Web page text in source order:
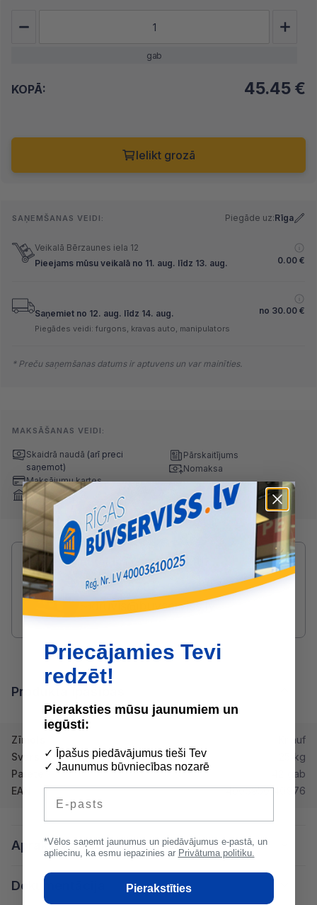
gab
KOPĀ: 45.45 €
Ielikt grozā
SAŅEMŠANAS VEIDI: Piegāde uz:Rīga
Veikalā Bērzaunes iela 12
Pieejams mūsu veikalā no 11. aug. līdz 13. aug.
0.00 €
Saņemiet no 12. aug. līdz 14. aug. no 30.00 €
Piegādes veidi: furgons, kravas auto, manipulators
* Preču saņemšanas datums ir aptuvens un var mainīties.
MAKSĀŠANAS VEIDI:
Skaidrā naudā (arī preci
saņemot)
Maksājumu kartes
Internetbankas
Pārskaitījums
Nomaksa
Radušies jautājumi par produktu?
SAZINIES AR DRUVIS:
2233 5731
druvis@buvserviss.lv
Produkta īpašības
Zīmols
Knauf
Svars
25 kg
Paletē
42 gab
EAN
4003950140976
Apraksts
Dokumentācija
Priecājamies Tevi
redzēt!
Pieraksties mūsu jaunumiem un
iegūsti:
✓ Īpašus piedāvājumus tieši Tev
✓ Jaunumus būvniecības nozarē
*Vēlos saņemt jaunumus un piedāvājumus e-pastā, un
apliecinu, ka esmu iepazinies ar Privātuma politiku.
Pierakstīties